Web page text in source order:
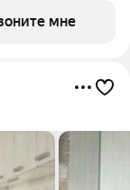
не нужно
мне